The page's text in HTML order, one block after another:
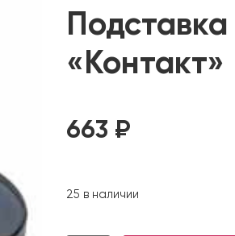
«Контакт»
663 ₽
25 в наличии